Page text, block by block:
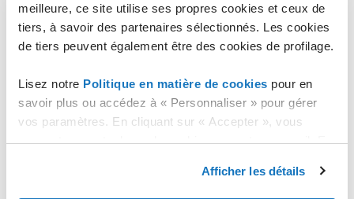
meilleure, ce site utilise ses propres cookies et ceux de
tiers, à savoir des partenaires sélectionnés. Les cookies
de tiers peuvent également être des cookies de profilage.
Lisez notre Politique en matière de cookies pour en
savoir plus ou accédez à « Personnaliser » pour gérer
vos paramètres. En cliquant sur « Accepter », vous
consentez au stockage de cookies sur votre appareil. En
stockage des cookies nécessaires.
Afficher les détails